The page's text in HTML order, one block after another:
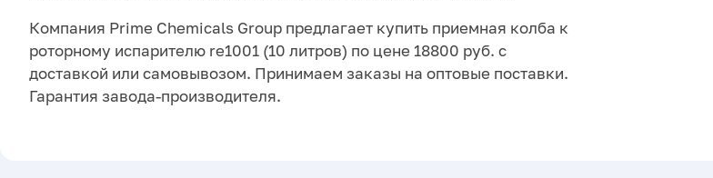
Компания Prime Chemicals Group предлагает купить приемная колба к
роторному испарителю re1001 (10 литров) по цене 18800 руб. с
доставкой или самовывозом. Принимаем заказы на оптовые поставки.
Гарантия завода-производителя.